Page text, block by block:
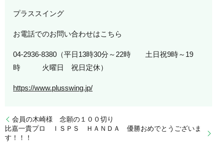
プラススイング
お電話でのお問い合わせはこちら
04-2936-8380（平日13時30分～22時 土日祝9時～19
時 火曜日 祝日定休）
https://www.plusswing.jp/
会員の木崎様 念願の１００切り
比嘉一貴プロ ＩＳＰＳ ＨＡＮＤＡ 優勝おめでとうございま
す！！！